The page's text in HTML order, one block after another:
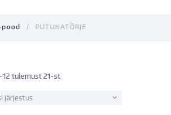
pood PUTUKATÕRJE
tulemust 21-st